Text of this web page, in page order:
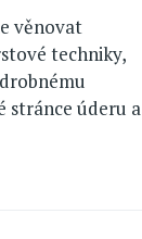
věnovat
techniky,
stránce úderu a